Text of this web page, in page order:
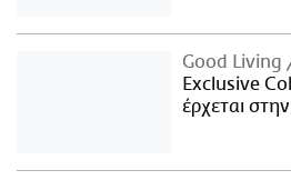
Good Living
Exclusive
έρχεται